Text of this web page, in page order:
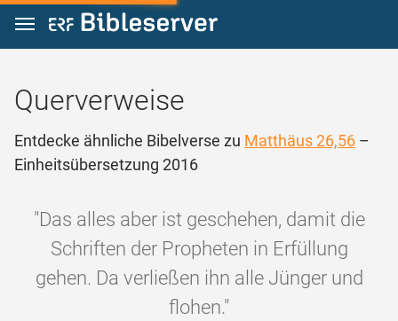
Zum Inhalt springen
Querverweise
Entdecke ähnliche Bibelverse zu Matthäus 26,56 –
Einheitsübersetzung 2016
"Das alles aber ist geschehen, damit die
Schriften der Propheten in Erfüllung
gehen. Da verließen ihn alle Jünger und
flohen."